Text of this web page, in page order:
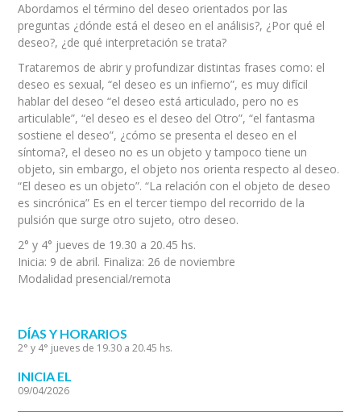
Abordamos el término del deseo orientados por las
preguntas ¿dónde está el deseo en el análisis?, ¿Por qué el
deseo?, ¿de qué interpretación se trata?
Trataremos de abrir y profundizar distintas frases como: el
deseo es sexual, “el deseo es un infierno”, es muy difícil
hablar del deseo “el deseo está articulado, pero no es
articulable”, “el deseo es el deseo del Otro”, “el fantasma
sostiene el deseo”, ¿cómo se presenta el deseo en el
síntoma?, el deseo no es un objeto y tampoco tiene un
objeto, sin embargo, el objeto nos orienta respecto al deseo.
“El deseo es un objeto”. “La relación con el objeto de deseo
es sincrónica” Es en el tercer tiempo del recorrido de la
pulsión que surge otro sujeto, otro deseo.
2° y 4° jueves de 19.30 a 20.45 hs.
Inicia: 9 de abril. Finaliza: 26 de noviembre
Modalidad presencial/remota
DÍAS Y HORARIOS
2° y 4° jueves de 19.30 a 20.45 hs.
INICIA EL
09/04/2026